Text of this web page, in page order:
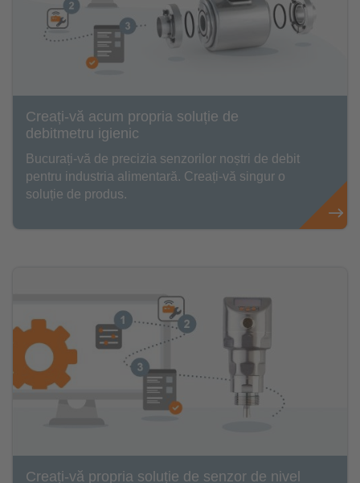
Creați-vă acum propria soluție de
debitmetru igienic
Bucurați-vă de precizia senzorilor noștri de debit
pentru industria alimentară. Creați-vă singur o
soluție de produs.
Creați-vă propria soluție de senzor de nivel